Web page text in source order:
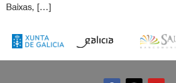
Baixas, […]